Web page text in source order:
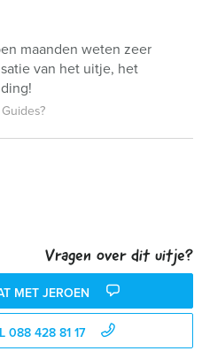
maanden weten zeer
van het uitje, het
Vragen over dit uitje?
MET JEROEN
088 428 81 17